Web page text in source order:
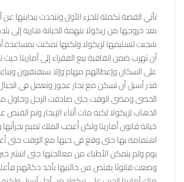
تأتي القصة تكملة للجزء الأول وتتحدث ببدايتها
بعد خروجها من زيكولا بتهمة الخيانة هاربة إلى
سُجنت لتسليمها لزيكولا ولكنها تمكنت
أن تهرب ضمن اتفاقية بيع الفقراء إلى أماريتا
على السكان وإعطائهم مهام وإلا سيفتقرون
قدر أسيل أن تسكن مع بحار عجوز وتعمل في
الحصى ومضى الوقت حتى صادقت الرجل وحاول
الذهاب لزيكولا لكنه مات أثناء الإبحار وتم
خيانة قانون أماريتا ولكن أُعجب الملك تميم بجرأتها
اهتمامه بها حتى وقع في حبها مع الوقت حتى
يوم ولم يتمكن الأطباء من معالجتها حتى انتشر
وضعت قانونًا يقتص من خائنيها بأخذ ذكائهم